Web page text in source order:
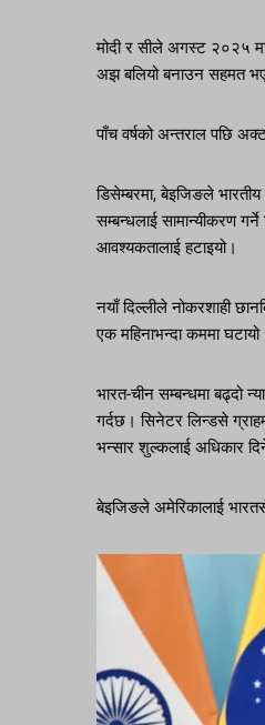
मोदी र सीले अगस्ट २०२५
अझ बलियो बनाउन सहमत
पाँच वर्षको अन्तराल पछि
डिसेम्बरमा, बेइजिङले
सम्बन्धलाई सामान्यीकरण
आवश्यकतालाई हटाइयो।
नयाँ दिल्लीले नोकरशाही
एक महिनाभन्दा कममा
भारत-चीन सम्बन्धमा बढ्दो
गर्दछ। सिनेटर लिन्डसे
भन्सार शुल्कलाई अधिकार
बेइजिङले अमेरिकालाई